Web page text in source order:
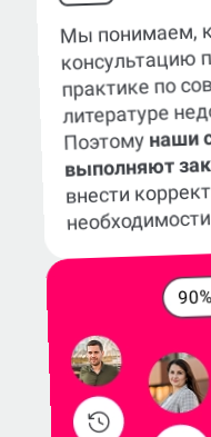
Мы понимаем,
консультацию
практике по
литературе
Поэтому наши
выполняют
внести